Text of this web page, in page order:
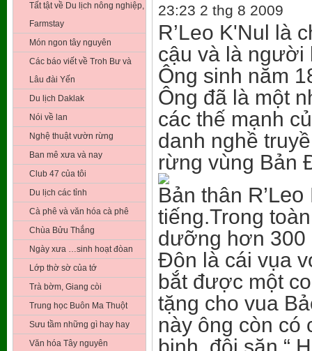
Tất tật về Du lịch nông nghiệp,
Farmstay
Món ngon tây nguyên
Các báo viết về Troh Bư và
Lâu đài Yến
Du lịch Daklak
Nói về lan
Nghệ thuật vườn rừng
Ban mê xưa và nay
Club 47 của tôi
Du lịch các tỉnh
Cà phê và văn hóa cà phê
Chùa Bửu Thắng
Ngày xưa …sinh hoạt đòan
Lớp thờ sờ của tớ
Trà bờm, Giang còi
Trung học Buôn Ma Thuột
Sưu tầm những gì hay hay
Văn hóa Tây nguyên
23:23 2 thg 8 2009
R’Leo K'Nul là
cậu và là người
Ông sinh năm
Ông đã là một
các thế mạnh
danh nghề
rừng vùng Bản
Bản thân
tiếng.Trong
dưỡng hơn 300
Đôn là cái vụa
bắt được một
tặng cho vua
này ông còn